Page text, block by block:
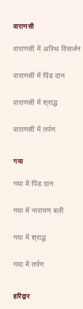
वाराणसी
वाराणसी में अस्थि विसर्जन
वाराणसी में पिंड दान
वाराणसी में श्राद्ध
वाराणसी में तर्पण
गया
गया में पिंड दान
गया में नारायण बली
गया में श्राद्ध
गया में तर्पण
हरिद्वार